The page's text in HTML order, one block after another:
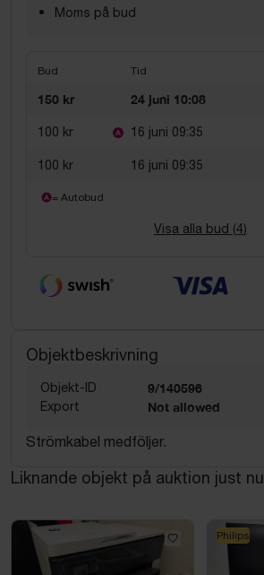
Moms på bud
Bud Tid
150 kr 24 juni 10:08
100 kr 16 juni 09:35
100 kr 16 juni 09:35
= Autobud
Visa alla bud (4)
Objektbeskrivning
Objekt-ID 9/140596
Export Not allowed
Strömkabel medföljer.
Liknande objekt på auktion just nu
Philips